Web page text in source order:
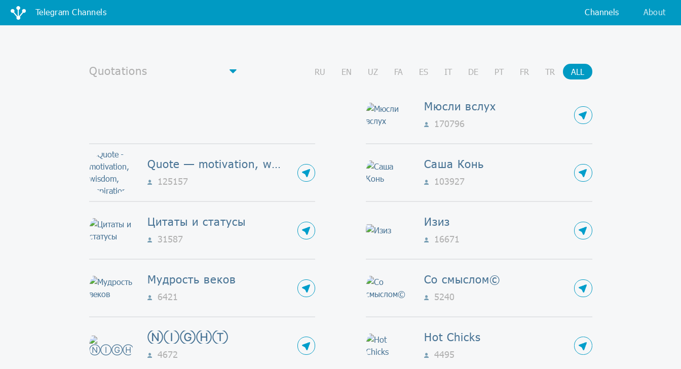
Telegram Channels Channels About
RU EN UZ FA ES IT DE PT FR TR ALL
Мюсли вслух
170796
Quote — motivation, wisdom, inspiration
125157
Саша Конь
103927
Цитаты и статусы
31587
Изиз
16671
Мудрость веков
6421
Со смыслом©
5240
ⓃⒾⒼⒽⓉ
4672
Hot Chicks
4495